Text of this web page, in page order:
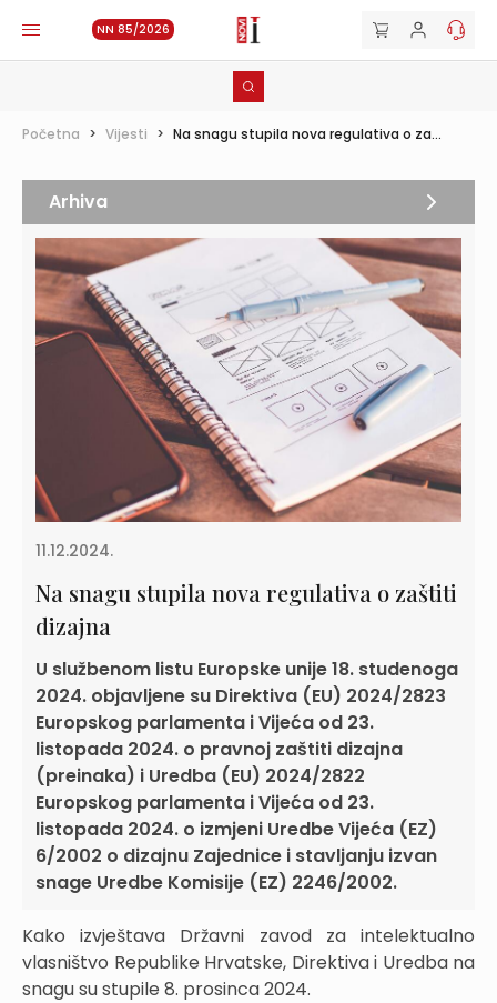
NN 85/2026
Početna > Vijesti > Na snagu stupila nova regulativa o za...
11.12.2024.
Na snagu stupila nova regulativa o zaštiti
dizajna
U službenom listu Europske unije 18. studenoga
2024. objavljene su Direktiva (EU) 2024/2823
Europskog parlamenta i Vijeća od 23.
listopada 2024. o pravnoj zaštiti dizajna
(preinaka) i Uredba (EU) 2024/2822
Europskog parlamenta i Vijeća od 23.
listopada 2024. o izmjeni Uredbe Vijeća (EZ)
6/2002 o dizajnu Zajednice i stavljanju izvan
snage Uredbe Komisije (EZ) 2246/2002.
Kako izvještava Državni zavod za intelektualno
vlasništvo Republike Hrvatske, Direktiva i Uredba na
snagu su stupile 8. prosinca 2024.
Arhiva